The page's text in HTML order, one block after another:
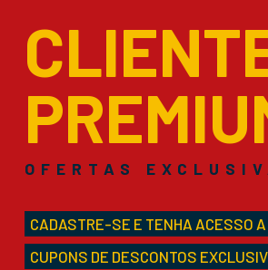
OFERTAS
CADASTRE-SE E TENHA ACESSO A
CUPONS DE DESCONTOS